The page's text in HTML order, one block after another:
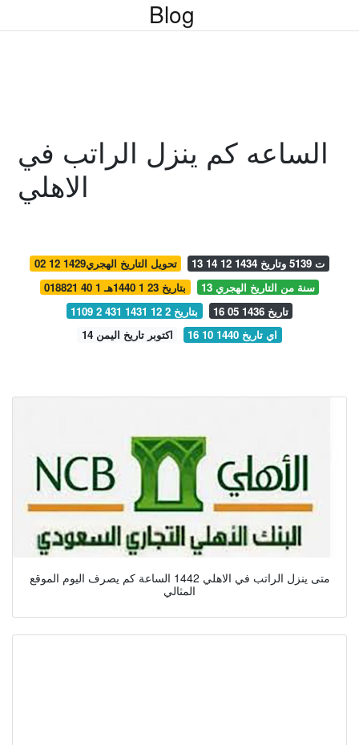
Blog
الساعه كم ينزل الراتب في
الاهلي
02 12 1429تحويل التاريخ الهجري
13 ت 5139 وتاريخ 1434 12 14
018821 40 1 بتاريخ 23 1 1440هـ
13 سنة من التاريخ الهجري
1109 2 431 بتاريخ 2 12 1431
16 05 1436 تاريخ
14 اكتوبر تاريخ اليمن
16 10 1440 اي تاريخ
متى ينزل الراتب في الاهلي 1442 الساعة كم يصرف اليوم الموقع
المثالي